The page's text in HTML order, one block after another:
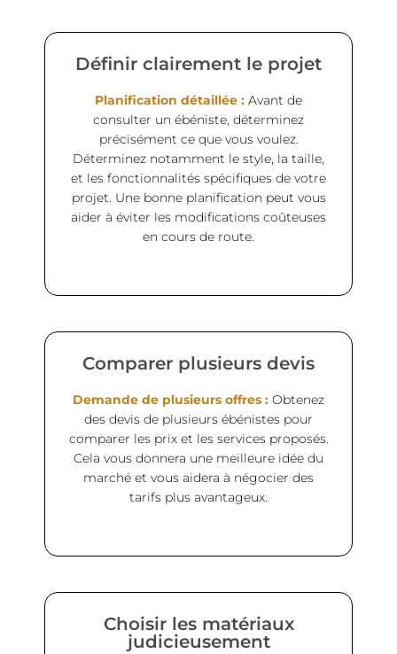
Définir clairement le projet
Planification détaillée : Avant de
consulter un ébéniste, déterminez
précisément ce que vous voulez.
Déterminez notamment le style, la taille,
et les fonctionnalités spécifiques de votre
projet. Une bonne planification peut vous
aider à éviter les modifications coûteuses
en cours de route.
Comparer plusieurs devis
Demande de plusieurs offres : Obtenez
des devis de plusieurs ébénistes pour
comparer les prix et les services proposés.
Cela vous donnera une meilleure idée du
marché et vous aidera à négocier des
tarifs plus avantageux.
Choisir les matériaux
judicieusement